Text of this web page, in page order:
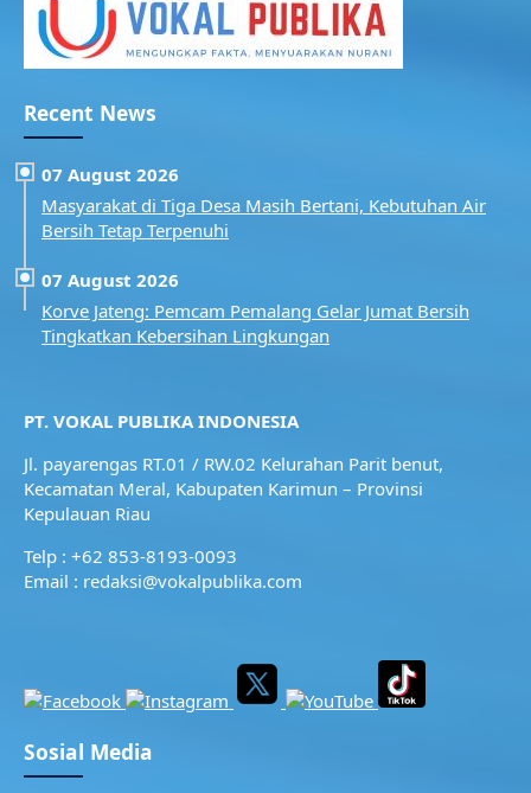
Recent News
07 August 2026
Masyarakat di Tiga Desa Masih Bertani, Kebutuhan Air
Bersih Tetap Terpenuhi
07 August 2026
Korve Jateng: Pemcam Pemalang Gelar Jumat Bersih
Tingkatkan Kebersihan Lingkungan
PT. VOKAL PUBLIKA INDONESIA
Jl. payarengas RT.01 / RW.02 Kelurahan Parit benut,
Kecamatan Meral, Kabupaten Karimun – Provinsi
Kepulauan Riau
Telp : +62 853-8193-0093
Email : redaksi@vokalpublika.com
Sosial Media